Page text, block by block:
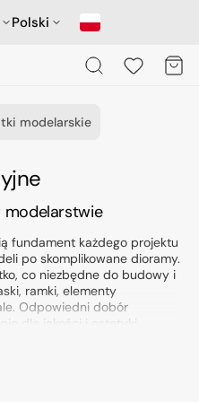
Polski
Koszyk
modelarskie
modelarstwie
fundament każdego projektu
po skomplikowane dioramy.
co niezbędne do budowy i
ramki, elementy
Odpowiedni dobór
dla jakości i estetyki